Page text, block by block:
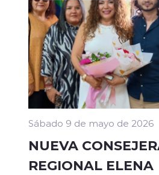
Sábado 9 de mayo de 2026
NUEVA
REGIONAL ELENA